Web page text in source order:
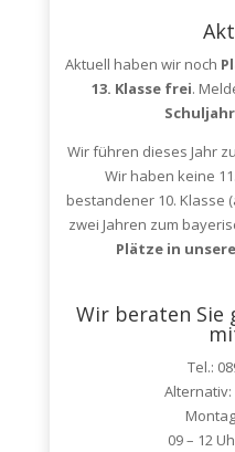
Aktuell haben wir noch
13. Klasse frei.
Schuljahr
Wir führen dieses Jahr
Wir haben keine
bestandener 10. Klasse
zwei Jahren zum
Plätze in
Wir beraten Sie
Tel.:
Alternativ:
09 – 12